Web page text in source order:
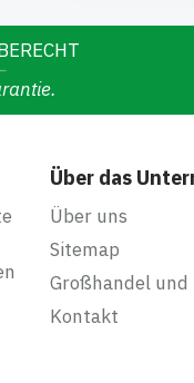
Über das
Über uns
Sitemap
Großhandel und
Kontakt